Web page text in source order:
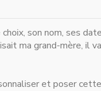
son nom, ses
ma grand-mère, il
et poser